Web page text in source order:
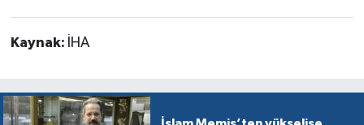
Kaynak: İHA